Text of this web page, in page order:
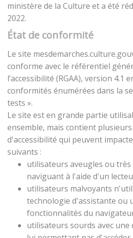
ministère de la Culture et a été
2022.
État de conformité
Le site
conforme avec le référentiel
l’accessibilité (RGAA), version 4.1
conformités énumérées dans la
tests ».
Le site est en grande partie
ensemble, mais contient
d'accessibilité qui peuvent
suivants :
utilisateurs aveugles ou très
naviguant à l'aide d'un
utilisateurs malvoyants
technologie d'assistante ou
fonctionnalités du
utilisateurs sourds avec une